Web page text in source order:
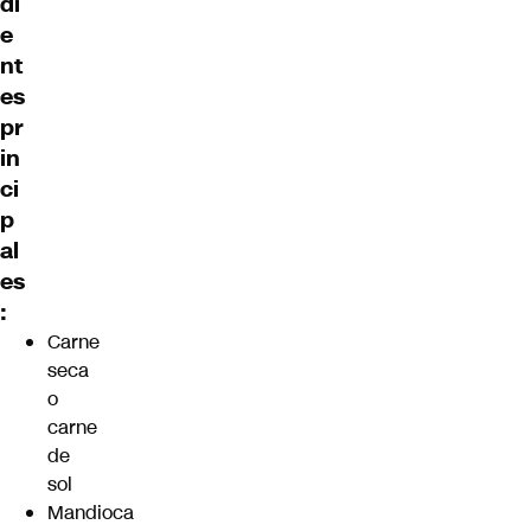
e
nt
es
pr
in
ci
p
al
es
:
Carne
seca
o
carne
de
sol
Mandioca